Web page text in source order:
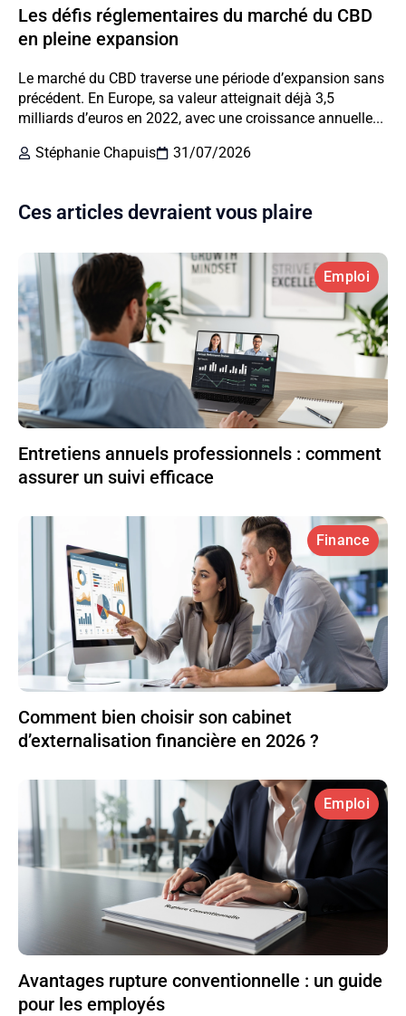
Les défis réglementaires du marché du CBD
en pleine expansion
Le marché du CBD traverse une période d’expansion sans
précédent. En Europe, sa valeur atteignait déjà 3,5
milliards d’euros en 2022, avec une croissance annuelle...
Stéphanie Chapuis
31/07/2026
Ces articles devraient vous plaire
Emploi
Entretiens annuels professionnels : comment
assurer un suivi efficace
Finance
Comment bien choisir son cabinet
d’externalisation financière en 2026 ?
Emploi
Avantages rupture conventionnelle : un guide
pour les employés